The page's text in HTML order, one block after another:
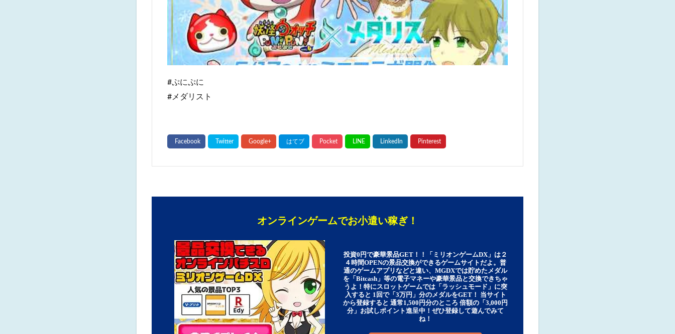
#ぷにぷに
#メダリスト
オンラインゲームでお小遣い稼ぎ！
投資0円で豪華景品GET！！「ミリオンゲームDX」は２
４時間OPENの景品交換ができるゲームサイトだよ。普
通のゲームアプリなどと違い、MGDXでは貯めたメダル
を「Bitcash」等の電子マネーや豪華景品と交換できちゃ
うよ！特にスロットゲームでは「ラッシュモード」に突
入すると 1回で「3万円」分のメダルをGET！ 当サイト
から登録すると 通常1,500円分のところ 倍額の「3,000円
分」お試しポイント進呈中！ぜひ登録して遊んでみて
ね！